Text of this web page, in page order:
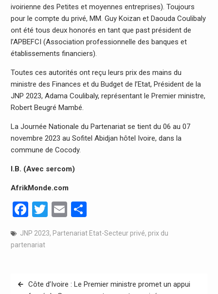
ivoirienne des Petites et moyennes entreprises). Toujours
pour le compte du privé, MM. Guy Koizan et Daouda Coulibaly
ont été tous deux honorés en tant que past président de
l’APBEFCI (Association professionnelle des banques et
établissements financiers).
Toutes ces autorités ont reçu leurs prix des mains du
ministre des Finances et du Budget de l’Etat, Président de la
JNP 2023, Adama Coulibaly, représentant le Premier ministre,
Robert Beugré Mambé.
La Journée Nationale du Partenariat se tient du 06 au 07
novembre 2023 au Sofitel Abidjan hôtel Ivoire, dans la
commune de Cocody.
I.B. (Avec sercom)
AfrikMonde.com
Facebook
Twitter
EmailPartager
JNP 2023, Partenariat Etat-Secteur privé, prix du
partenariat
Navigation
Côte d’Ivoire : Le Premier ministre promet un appui